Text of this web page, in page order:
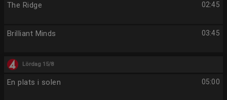
02:45
The Ridge
03:45
Brilliant Minds
Lördag 15/8
05:00
En plats i solen